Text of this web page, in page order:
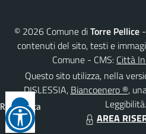
© 2026 Comune diTorre Pellice
contenuti del sito, testi e
Comune - CMS: Città
Questo sito utilizza, nella
DISLESSIA, Biancoenero ®,
Leggibilità.
AREA
Reimposta
tutto